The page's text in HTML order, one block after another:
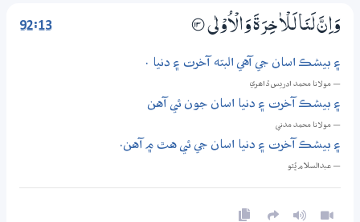
92:13 وَاِنَّ لَنَا لَـلْاٰخِرَةَ وَالْاُوْلٰى ؀13
۽ بيشڪ اسان جي آهي البته آخرت ۽ دنيا .
— مولانا محمد ادريس ڏاھري
۽ بيشڪ آخرت ۽ دنيا اسان جون ئي آهن
— مولانا محمد مدني
۽ بيشڪ آخرت ۽ دنيا اسان جي ئي هٿ ۾ آهن.
— عبدالسلام ڀُٽو